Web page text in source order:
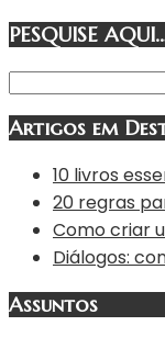
PESQUISE
Artigos em
10 livros
20 regras
Como criar
Diálogos:
Assuntos